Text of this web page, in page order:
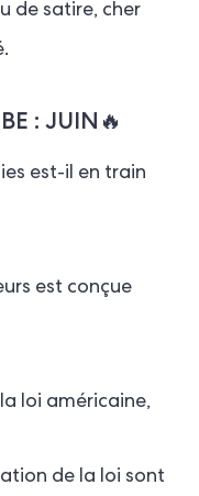
de satire, cher
: JUIN🔥
est-il en train
est conçue
loi américaine,
de la loi sont